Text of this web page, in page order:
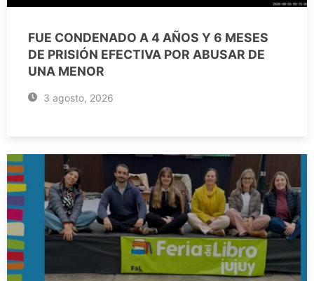
FUE CONDENADO A 4 AÑOS Y 6 MESES
DE PRISIÓN EFECTIVA POR ABUSAR DE
UNA MENOR
3 agosto, 2026